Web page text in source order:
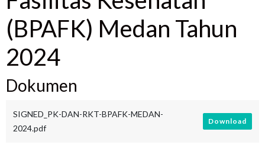
(BPAFK) Medan Tahun
2024
Dokumen
SIGNED_PK-DAN-RKT-BPAFK-MEDAN-
2024.pdf
Download